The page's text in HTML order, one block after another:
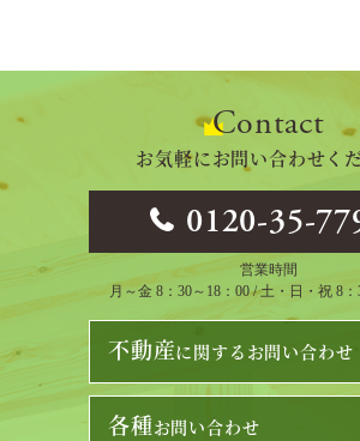
Contact
お気軽にお問い合わせく
0120-35-
営業時間
月～金 8：30～18：00 / 土・日・祝 8：
不動産に関するお問い合わせ
各種お問い合わせ